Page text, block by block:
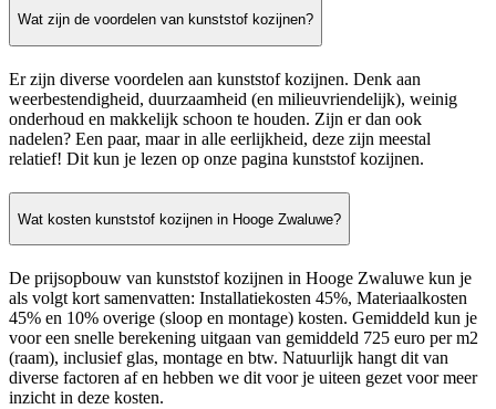
Wat zijn de voordelen van kunststof kozijnen?
Er zijn diverse voordelen aan kunststof kozijnen. Denk aan
weerbestendigheid, duurzaamheid (en milieuvriendelijk), weinig
onderhoud en makkelijk schoon te houden. Zijn er dan ook
nadelen? Een paar, maar in alle eerlijkheid, deze zijn meestal
relatief! Dit kun je lezen op onze pagina kunststof kozijnen.
Wat kosten kunststof kozijnen in Hooge Zwaluwe?
De prijsopbouw van kunststof kozijnen in Hooge Zwaluwe kun je
als volgt kort samenvatten: Installatiekosten 45%, Materiaalkosten
45% en 10% overige (sloop en montage) kosten. Gemiddeld kun je
voor een snelle berekening uitgaan van gemiddeld 725 euro per m2
(raam), inclusief glas, montage en btw. Natuurlijk hangt dit van
diverse factoren af en hebben we dit voor je uiteen gezet voor meer
inzicht in deze kosten.